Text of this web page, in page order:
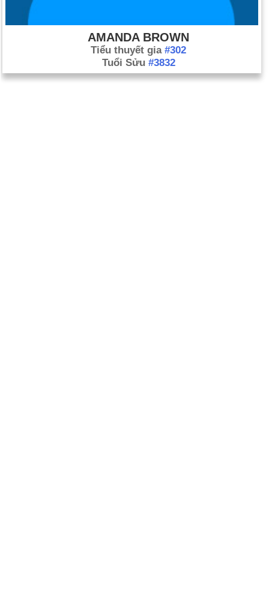
AMANDA BROWN
Tiểu thuyết gia #302
Tuổi Sửu #3832